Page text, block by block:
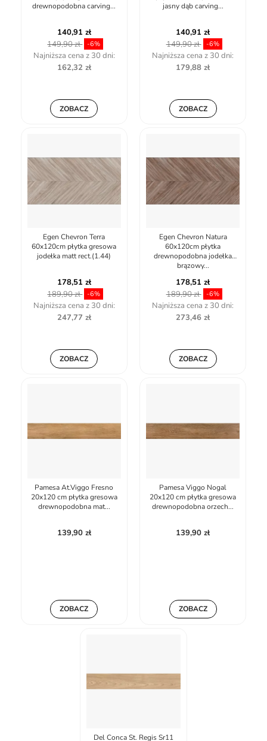
drewnopodobna carving...
140,91 zł
149,90 zł -6%
Najniższa cena z 30 dni:
162,32 zł
ZOBACZ
jasny dąb carving...
140,91 zł
149,90 zł
-6%
Najniższa cena z 30 dni:
179,88 zł
ZOBACZ
Egen Chevron Terra
60x120cm płytka gresowa
jodełka matt rect.(1.44)
178,51 zł
189,90 zł -6%
Najniższa cena z 30 dni:
247,77 zł
ZOBACZ
Egen Chevron Natura
60x120cm płytka
drewnopodobna jodełka
brązowy...
178,51 zł
189,90 zł
-6%
Najniższa cena z 30 dni:
273,46 zł
ZOBACZ
Pamesa At.Viggo Fresno
20x120 cm płytka gresowa
drewnopodobna mat...
139,90 zł
ZOBACZ
Pamesa Viggo Nogal
20x120 cm płytka gresowa
drewnopodobna orzech...
139,90 zł
ZOBACZ
Del Conca St. Regis Sr11